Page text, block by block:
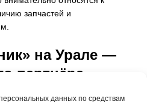
данных по средствам
запчастей и
на Урале —
партнёра
в России сегодня